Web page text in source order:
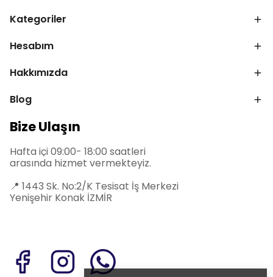
Kategoriler
Hesabım
Hakkımızda
Blog
Bize Ulaşın
Hafta içi 09:00- 18:00 saatleri
arasında hizmet vermekteyiz.
📍 1443 Sk. No:2/K Tesisat İş Merkezi
Yenişehir Konak İZMİR